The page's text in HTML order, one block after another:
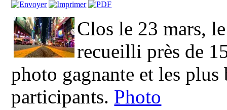
Clos le 23 mars,
recueilli près de
photo gagnante et les plus
participants. Photo